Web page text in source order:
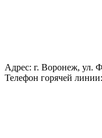
Адрес: г. Воронеж, ул.
Телефон горячей линии: